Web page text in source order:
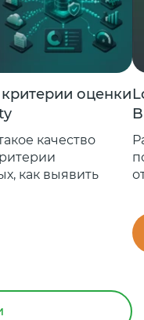
оценки
качество
как выявить